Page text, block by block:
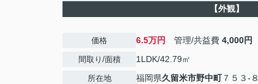
【外観】
価格 6.5万円 管理/共益費 4,000円
間取り/面積 1LDK/42.79㎡
所在地 福岡県久留米市野中町７５３-８